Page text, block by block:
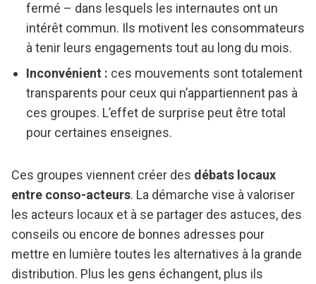
fermé – dans lesquels les internautes ont un
intérêt commun. Ils motivent les consommateurs
à tenir leurs engagements tout au long du mois.
Inconvénient : ces mouvements sont totalement
transparents pour ceux qui n’appartiennent pas à
ces groupes. L’effet de surprise peut être total
pour certaines enseignes.
Ces groupes viennent créer des débats locaux
entre conso-acteurs. La démarche vise à valoriser
les acteurs locaux et à se partager des astuces, des
conseils ou encore de bonnes adresses pour
mettre en lumière toutes les alternatives à la grande
distribution. Plus les gens échangent, plus ils